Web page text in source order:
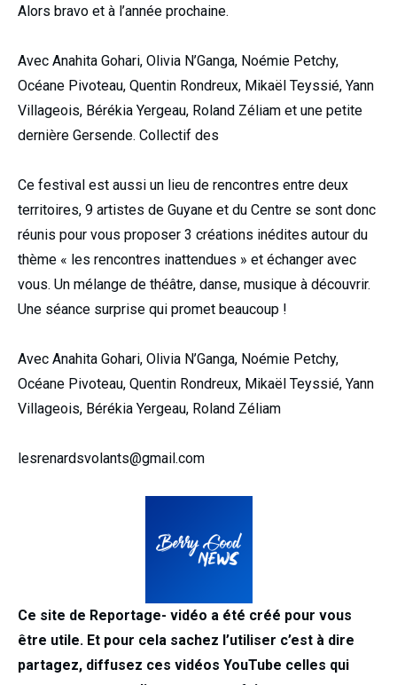
Alors bravo et à l’année prochaine.
Avec Anahita Gohari, Olivia N’Ganga, Noémie Petchy,
Océane Pivoteau, Quentin Rondreux, Mikaël Teyssié, Yann
Villageois, Bérékia Yergeau, Roland Zéliam et une petite
dernière Gersende. Collectif des
Ce festival est aussi un lieu de rencontres entre deux
territoires, 9 artistes de Guyane et du Centre se sont donc
réunis pour vous proposer 3 créations inédites autour du
thème « les rencontres inattendues » et échanger avec
vous. Un mélange de théâtre, danse, musique à découvrir.
Une séance surprise qui promet beaucoup !
Avec Anahita Gohari, Olivia N’Ganga, Noémie Petchy,
Océane Pivoteau, Quentin Rondreux, Mikaël Teyssié, Yann
Villageois, Bérékia Yergeau, Roland Zéliam
lesrenardsvolants@gmail.com
Ce site de Reportage- vidéo a été créé pour vous
être utile. Et pour cela sachez l’utiliser c’est à dire
partagez, diffusez ces vidéos YouTube celles qui